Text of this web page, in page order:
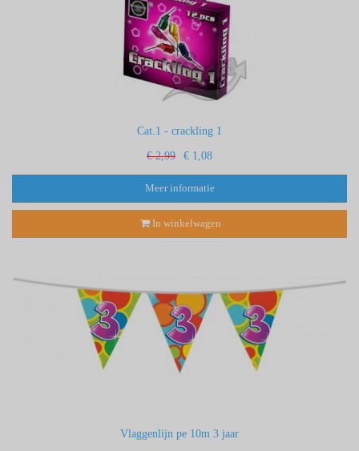
Cat.1 - crackling 1
€ 2,99 € 1,08
Meer informatie
In winkelwagen
Vlaggenlijn pe 10m 3 jaar